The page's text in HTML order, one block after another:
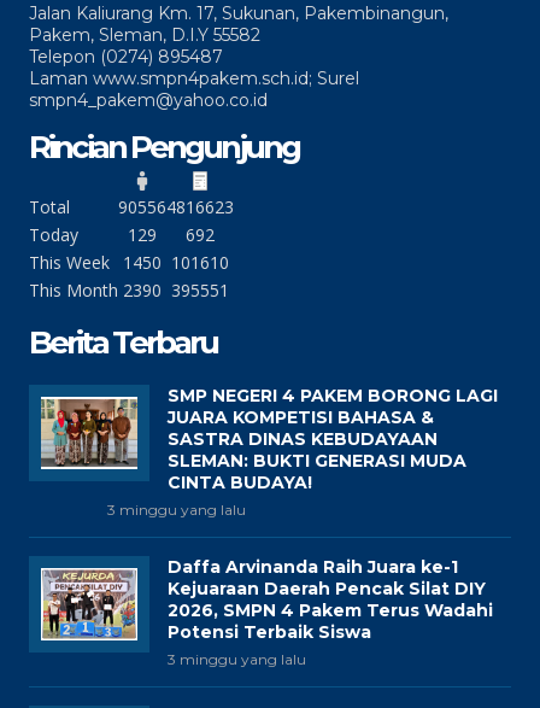
Jalan Kaliurang Km. 17, Sukunan, Pakembinangun,
Pakem, Sleman, D.I.Y 55582
Telepon (0274) 895487
Laman www.smpn4pakem.sch.id; Surel
smpn4_pakem@yahoo.co.id
Rincian Pengunjung
Total 905564816623
Today
129
692
This Week
1450 101610
This Month 2390 395551
Berita Terbaru
SMP NEGERI 4 PAKEM BORONG LAGI
JUARA KOMPETISI BAHASA &
SASTRA DINAS KEBUDAYAAN
SLEMAN: BUKTI GENERASI MUDA
CINTA BUDAYA!
3 minggu yang lalu
Daffa Arvinanda Raih Juara ke-1
Kejuaraan Daerah Pencak Silat DIY
2026, SMPN 4 Pakem Terus Wadahi
Potensi Terbaik Siswa
3 minggu yang lalu